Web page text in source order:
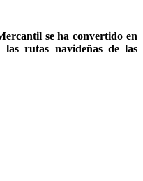
se ha convertido en
rutas navideñas de las